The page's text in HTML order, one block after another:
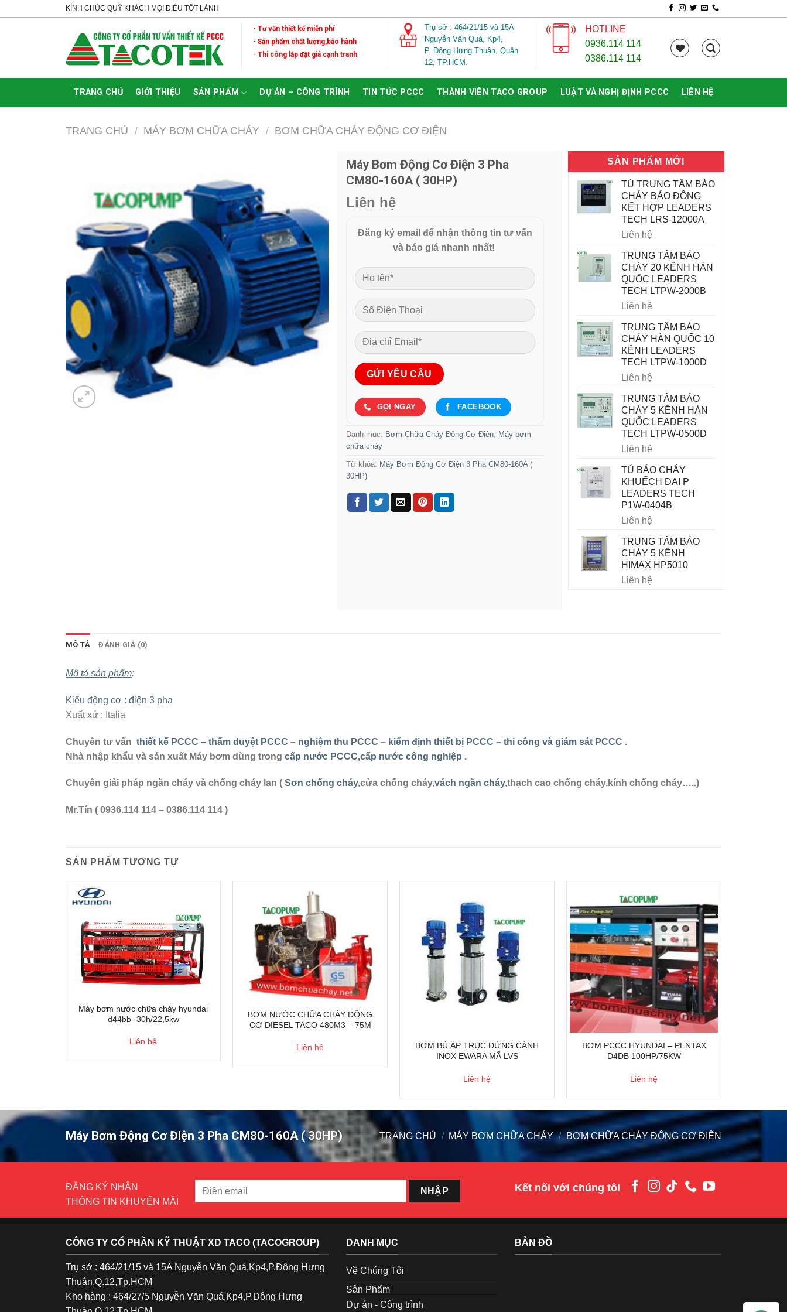
KÍNH CHÚC QUÝ KHÁCH MỌI ĐIỀU TỐT LÀNH
- Tư vấn thiết kế miễn phí
- Sản phẩm chất lượng,bảo hành
- Thi công lắp đặt giá cạnh tranh
Trụ sở : 464/21/15 và 15A
Nguyễn Văn Quá, Kp4,
P. Đông Hưng Thuận, Quận
12, TP.HCM.
HOTLINE
0936.114 114
0386.114 114
TRANG CHỦ GIỚI THIỆU SẢN PHẨM DỰ ÁN – CÔNG TRÌNH TIN TỨC PCCC THÀNH VIÊN TACO GROUP LUẬT VÀ NGHỊ ĐỊNH PCCC LIÊN HỆ
TRANG CHỦ / MÁY BƠM CHỮA CHÁY / BƠM CHỮA CHÁY ĐỘNG CƠ ĐIỆN
Máy Bơm Động Cơ Điện 3 Pha
CM80-160A ( 30HP)
Liên hệ
Đăng ký email để nhận thông tin tư vấn
và báo giá nhanh nhất!
GỌI NGAY FACEBOOK
Danh mục: Bơm Chữa Cháy Động Cơ Điện, Máy bơm
chữa cháy
Từ khóa: Máy Bơm Động Cơ Điện 3 Pha CM80-160A (
30HP)
SẢN PHẨM MỚI
TỦ TRUNG TÂM BÁO
CHÁY BÁO ĐỘNG
KẾT HỢP LEADERS
TECH LRS-12000A
Liên hệ
TRUNG TÂM BÁO
CHÁY 20 KÊNH HÀN
QUỐC LEADERS
TECH LTPW-2000B
Liên hệ
TRUNG TÂM BÁO
CHÁY HÀN QUỐC 10
KÊNH LEADERS
TECH LTPW-1000D
Liên hệ
TRUNG TÂM BÁO
CHÁY 5 KÊNH HÀN
QUỐC LEADERS
TECH LTPW-0500D
Liên hệ
TỦ BÁO CHÁY
KHUẾCH ĐẠI P
LEADERS TECH
P1W-0404B
Liên hệ
TRUNG TÂM BÁO
CHÁY 5 KÊNH
HIMAX HP5010
Liên hệ
MÔ TẢ ĐÁNH GIÁ (0)
Mô tả sản phẩm:
Kiểu động cơ : điện 3 pha
Xuất xứ : Italia
Chuyên tư vấn thiết kế PCCC – thẩm duyệt PCCC – nghiệm thu PCCC – kiểm định thiết bị PCCC – thi công và giám sát PCCC .
Nhà nhập khẩu và sản xuất Máy bơm dùng trong cấp nước PCCC,cấp nước công nghiệp .
Chuyên giải pháp ngăn cháy và chống cháy lan ( Sơn chống cháy,cửa chống cháy,vách ngăn cháy,thạch cao chống cháy,kính chống cháy…..)
Mr.Tín ( 0936.114 114 – 0386.114 114 )
SẢN PHẨM TƯƠNG TỰ
Máy bơm nước chữa cháy hyundai
d44bb- 30h/22,5kw
Liên hệ
BƠM NƯỚC CHỮA CHÁY ĐỘNG
CƠ DIESEL TACO 480M3 – 75M
Liên hệ
BƠM BÙ ÁP TRỤC ĐỨNG CÁNH
INOX EWARA MÃ LVS
Liên hệ
BƠM PCCC HYUNDAI – PENTAX
D4DB 100HP/75KW
Liên hệ
Máy Bơm Động Cơ Điện 3 Pha CM80-160A ( 30HP) TRANG CHỦ / MÁY BƠM CHỮA CHÁY / BƠM CHỮA CHÁY ĐỘNG CƠ ĐIỆN
ĐĂNG KÝ NHẬN
THÔNG TIN KHUYẾN MÃI
Kết nối với chúng tôi
CÔNG TY CỔ PHẦN KỸ THUẬT XD TACO (TACOGROUP)
Trụ sở : 464/21/15 và 15A Nguyễn Văn Quá,Kp4,P.Đông Hưng
Thuận,Q.12,Tp.HCM
Kho hàng : 464/27/5 Nguyễn Văn Quá,Kp4,P.Đông Hưng
DANH MỤC
Về Chúng Tôi
Sản Phẩm
Dự án - Công trình
BẢN ĐỒ